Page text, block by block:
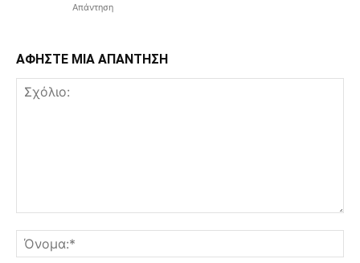
Απάντηση
ΑΦΗΣΤΕ ΜΙΑ ΑΠΑΝΤΗΣΗ